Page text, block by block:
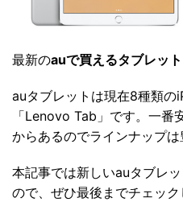
最新のauで買えるタブレット
auタブレットは現在8種類
「Lenovo Tab」です。一番
からあるのでラインナップは
本記事では新しいauタブレ
ので、ぜひ最後までチェック